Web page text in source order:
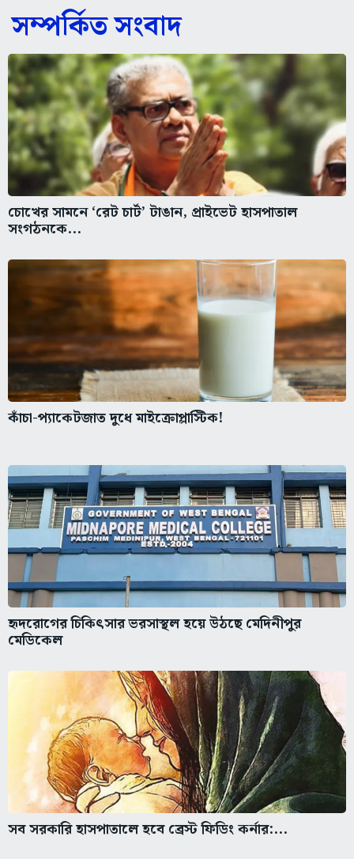
সম্পর্কিত সংবাদ
চোখের সামনে ‘রেট চার্ট’ টাঙান, প্রাইভেট হাসপাতাল
সংগঠনকে...
কাঁচা-প্যাকেটজাত দুধে মাইক্রোপ্লাস্টিক!
হৃদরোগের চিকিৎসার ভরসাস্থল হয়ে উঠছে মেদিনীপুর
মেডিকেল
সব সরকারি হাসপাতালে হবে ব্রেস্ট ফিডিং কর্নার:...